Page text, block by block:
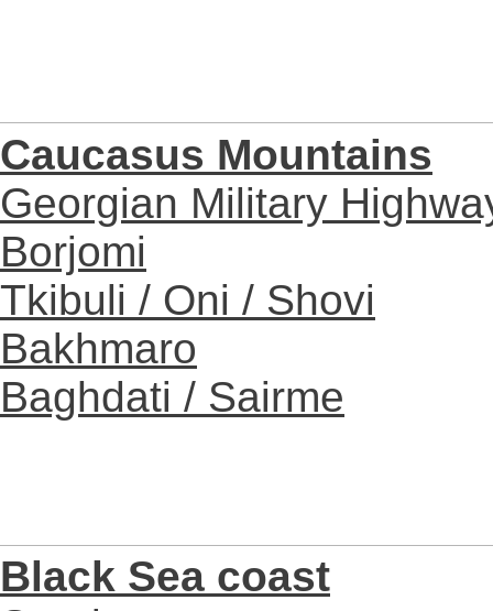
Caucasus Mountains
Georgian Military
Borjomi
Tkibuli / Oni / Shovi
Bakhmaro
Baghdati / Sairme
Black Sea coast